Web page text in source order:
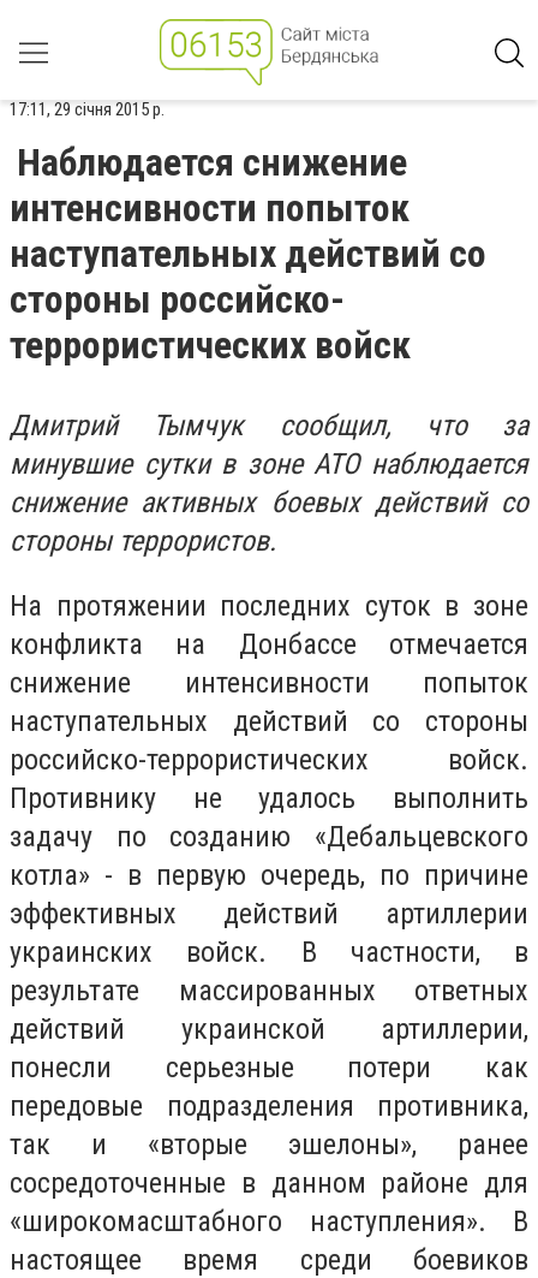
17:11, 29 січня 2015 р.
Наблюдается снижение
интенсивности попыток
наступательных действий со
стороны российско-
террористических войск
Дмитрий Тымчук сообщил, что за
минувшие сутки в зоне АТО наблюдается
снижение активных боевых действий со
стороны террористов.
На протяжении последних суток в зоне
конфликта на Донбассе отмечается
снижение интенсивности попыток
наступательных действий со стороны
российско-террористических войск.
Противнику не удалось выполнить
задачу по созданию «Дебальцевского
котла» - в первую очередь, по причине
эффективных действий артиллерии
украинских войск. В частности, в
результате массированных ответных
действий украинской артиллерии,
понесли серьезные потери как
передовые подразделения противника,
так и «вторые эшелоны», ранее
сосредоточенные в данном районе для
«широкомасштабного наступления». В
настоящее время среди боевиков